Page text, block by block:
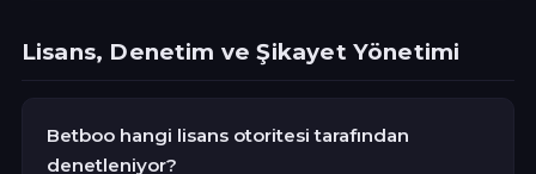
Lisans, Denetim ve Şikayet Yönetimi
Betboo hangi lisans otoritesi tarafından
denetleniyor?